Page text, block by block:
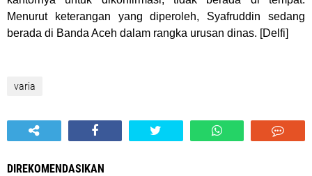
Menurut keterangan yang diperoleh, Syafruddin sedang
berada di Banda Aceh dalam rangka urusan dinas. [Delfi]
varia
DIREKOMENDASIKAN